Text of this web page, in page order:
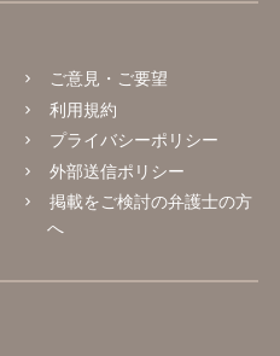
ご意見・ご要望
利用規約
プライバシーポリシー
外部送信ポリシー
掲載をご検討の弁護士の方
へ